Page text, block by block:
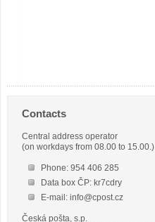
Contacts
Central address operator
(on workdays from 08.00 to 15.00.)
Phone: 954 406 285
Data box ČP: kr7cdry
E-mail: info@cpost.cz
Česká pošta, s.p.